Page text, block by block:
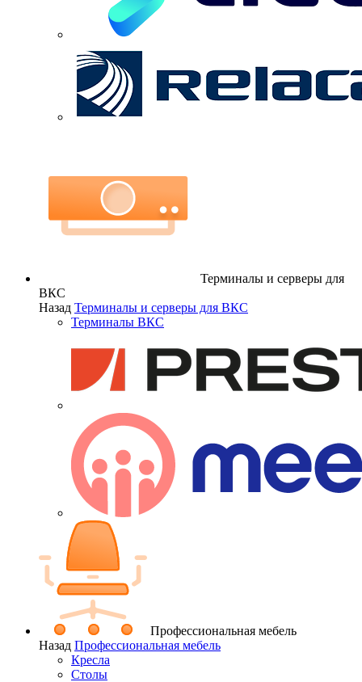
Терминалы и серверы для
ВКС
Назад Терминалы и серверы для ВКС
Терминалы ВКС
Профессиональная мебель
Назад Профессиональная мебель
Кресла
Столы